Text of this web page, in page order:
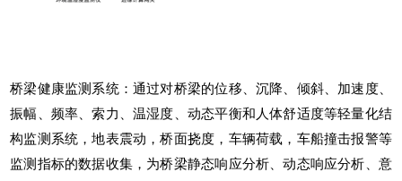
桥梁健康监测系统：通过对桥梁的位移、沉降、倾斜、加速度、
振幅、频率、索力、温湿度、动态平衡和人体舒适度等轻量化结
构监测系统，地表震动，桥面挠度，车辆荷载，车船撞击报警等
监测指标的数据收集，为桥梁静态响应分析、动态响应分析、意